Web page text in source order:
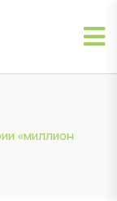
«миллион